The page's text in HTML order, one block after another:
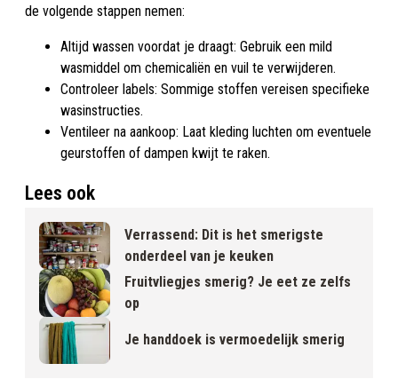
de volgende stappen nemen:
Altijd wassen voordat je draagt: Gebruik een mild
wasmiddel om chemicaliën en vuil te verwijderen.
Controleer labels: Sommige stoffen vereisen specifieke
wasinstructies.
Ventileer na aankoop: Laat kleding luchten om eventuele
geurstoffen of dampen kwijt te raken.
Lees ook
Verrassend: Dit is het smerigste
onderdeel van je keuken
Fruitvliegjes smerig? Je eet ze zelfs
op
Je handdoek is vermoedelijk smerig